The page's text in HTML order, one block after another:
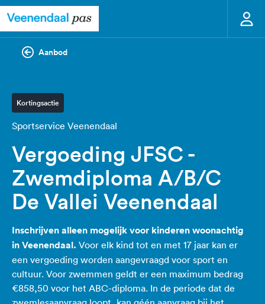
Aanbod
Kortingsactie
Sportservice Veenendaal
Vergoeding JFSC -
Zwemdiploma A/B/C
De Vallei Veenendaal
Inschrijven alleen mogelijk voor kinderen woonachtig
in Veenendaal. Voor elk kind tot en met 17 jaar kan er
een vergoeding worden aangevraagd voor sport en
cultuur. Voor zwemmen geldt er een maximum bedrag
€858,50 voor het ABC-diploma. In de periode dat de